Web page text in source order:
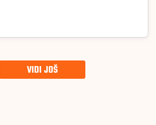
VIDI JOŠ